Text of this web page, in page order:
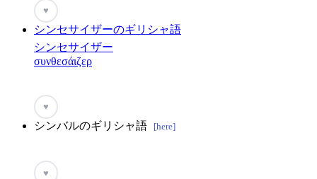
♥
シンセサイザーのギリシャ語
シンセサイザー
συνθεσάιζερ
♥
シンバルのギリシャ語 [here]
♥